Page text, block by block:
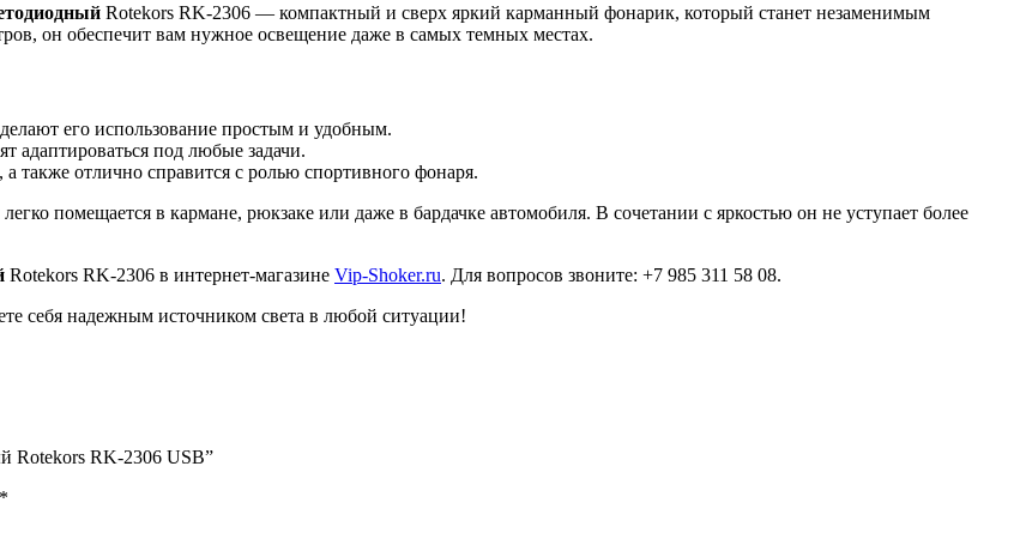
Rotekors RK-2306 — компактный и сверх яркий карманный фонарик, который станет незаменимым
он обеспечит вам нужное освещение даже в самых темных местах.
его использование простым и удобным.
адаптироваться под любые задачи.
также отлично справится с ролью спортивного фонаря.
помещается в кармане, рюкзаке или даже в бардачке автомобиля. В сочетании с яркостью он не уступает более
Rotekors RK-2306 в интернет-магазине Vip-Shoker.ru. Для вопросов звоните: +7 985 311 58 08.
себя надежным источником света в любой ситуации!
Rotekors RK-2306 USB”
*